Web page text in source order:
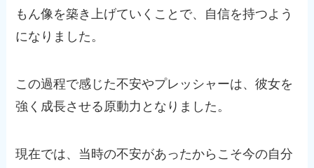
もん像を築き上げていくことで、自信を持つよう
になりました。
この過程で感じた不安やプレッシャーは、彼女を
強く成長させる原動力となりました。
現在では、当時の不安があったからこそ今の自分